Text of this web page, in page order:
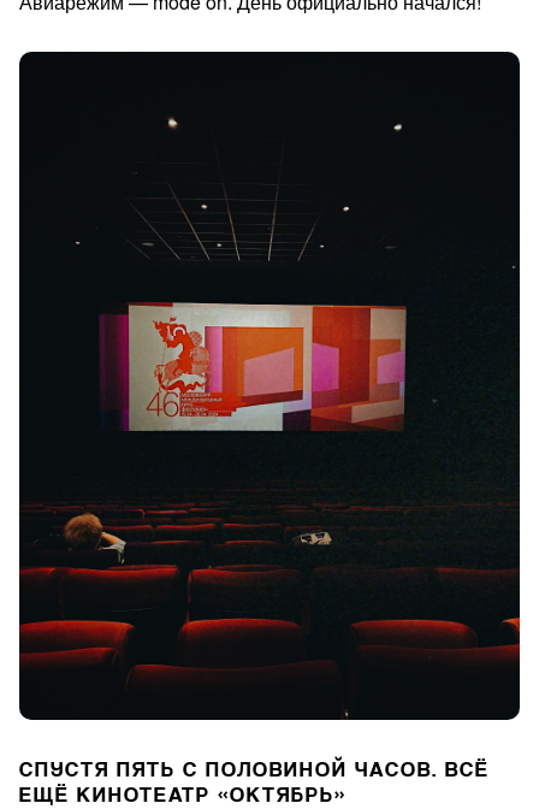
СПУСТЯ ПЯТЬ С ПОЛОВИНОЙ ЧАСОВ. ВСЁ
ЕЩЁ КИНОТЕАТР «ОКТЯБРЬ»